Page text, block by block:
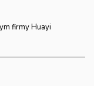
firmy Huayi